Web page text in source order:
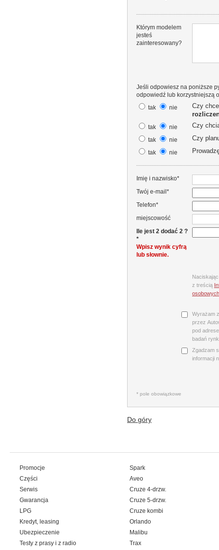
Którym modelem
jesteś
zainteresowany?
Jeśli odpowiesz na poniższe
odpowiedź lub korzystniejszą
tak
nie
Czy
tak nie Czy
tak nie Czy
tak nie
Imię i nazwisko*
Twój e-mail*
Telefon*
miejscowość
Ile jest 2 dodać 2 ?
*
Wpisz wynik cyfrą
lub słownie.
z treścią
osobowych
Wyrażam
przez
pod
badań
Zgadzam
informacji
* pole obowiązkowe
Do góry
Promocje
Części
Serwis
Gwarancja
LPG
Kredyt, leasing
Ubezpieczenie
Testy z prasy i z radio
Spark
Aveo
Cruze 4-drzw.
Cruze 5-drzw.
Cruze kombi
Orlando
Malibu
Trax